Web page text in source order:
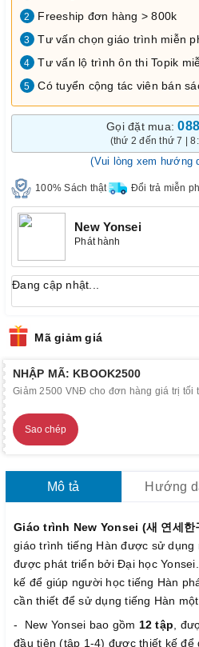
2 Freeship đơn hàng > 800k
3 Tư vấn chọn giáo trình miễn
4 Tư vấn lộ trình ôn thi Topik
5 Có tuyển cộng tác viên bán
Gọi đặt mua:
(thứ 2 đến thứ 7 |
(Vui lòng xem hướng
100% Sách thật Đổi trả miễn
New Yonsei
Phát hành
Đang cập nhật...
Mã giảm giá
NHẬP MÃ: KBOOK2500
Giảm 2500 VNĐ cho đơn hàng giá trị tối
Sao chép
Mô tả Hướng
Giáo trình New Yonsei (새 연세한
giáo trình tiếng Hàn được sử dụng
được phát triển bởi Đại học
kế để giúp người học tiếng Hàn
cần thiết để sử dụng tiếng Hàn
- New Yonsei bao gồm 12 tập ,
đầu tiên (tập 1-4) được thiết kế để